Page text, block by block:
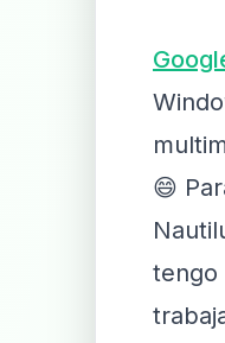
😄
tengo